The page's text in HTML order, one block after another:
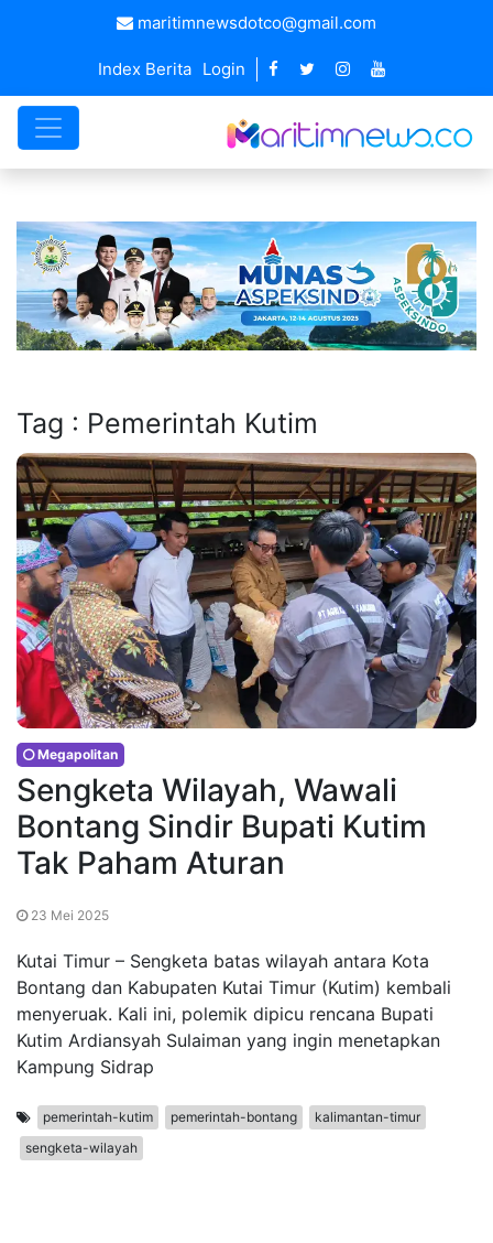
maritimnewsdotco@gmail.com
Index Berita Login
Tag : Pemerintah Kutim
Megapolitan
Sengketa Wilayah, Wawali
Bontang Sindir Bupati Kutim
Tak Paham Aturan
23 Mei 2025
Kutai Timur – Sengketa batas wilayah antara Kota
Bontang dan Kabupaten Kutai Timur (Kutim) kembali
menyeruak. Kali ini, polemik dipicu rencana Bupati
Kutim Ardiansyah Sulaiman yang ingin menetapkan
Kampung Sidrap
pemerintah-kutim pemerintah-bontang
kalimantan-timur
sengketa-wilayah